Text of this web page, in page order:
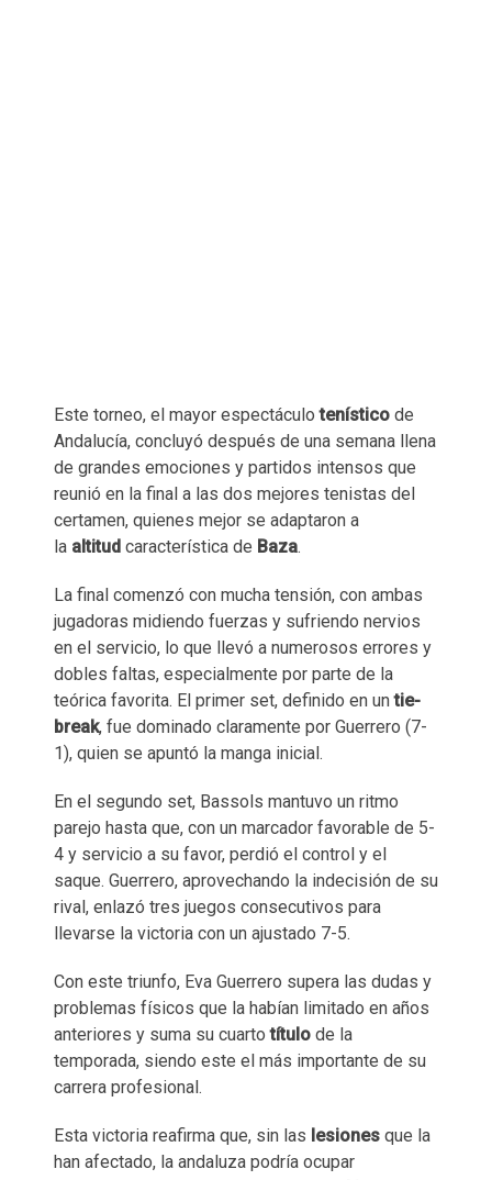
Este torneo, el mayor espectáculotenístico de
Andalucía, concluyó después de una semana llena
de grandes emociones y partidos intensos que
reunió en la final a las dos mejores tenistas del
certamen, quienes mejor se adaptaron a
la altitud característica de Baza.
La final comenzó con mucha tensión, con ambas
jugadoras midiendo fuerzas y sufriendo nervios
en el servicio, lo que llevó a numerosos errores y
dobles faltas, especialmente por parte de la
teórica favorita. El primer set, definido en untie-
break, fue dominado claramente por Guerrero (7-
1), quien se apuntó la manga inicial.
En el segundo set, Bassols mantuvo un ritmo
parejo hasta que, con un marcador favorable de 5-
4 y servicio a su favor, perdió el control y el
saque. Guerrero, aprovechando la indecisión de su
rival, enlazó tres juegos consecutivos para
llevarse la victoria con un ajustado 7-5.
Con este triunfo, Eva Guerrero supera las dudas y
problemas físicos que la habían limitado en años
anteriores y suma su cuartotítulo de la
temporada, siendo este el más importante de su
carrera profesional.
Esta victoria reafirma que, sin las lesiones que la
han afectado, la andaluza podría ocupar